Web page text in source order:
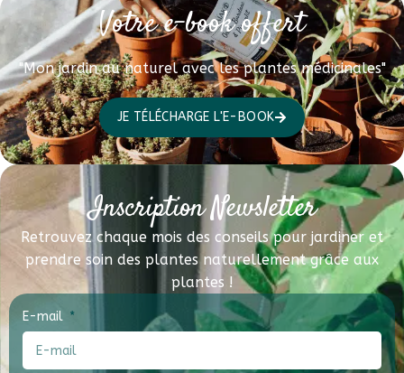
Votre e-book offert
"Mon jardin au naturel avec les plantes médicinales"
JE TÉLÉCHARGE L'E-BOOK
Inscription Newsletter
Retrouvez chaque mois des conseils pour jardiner et
prendre soin des plantes naturellement grâce aux
plantes !
E-mail